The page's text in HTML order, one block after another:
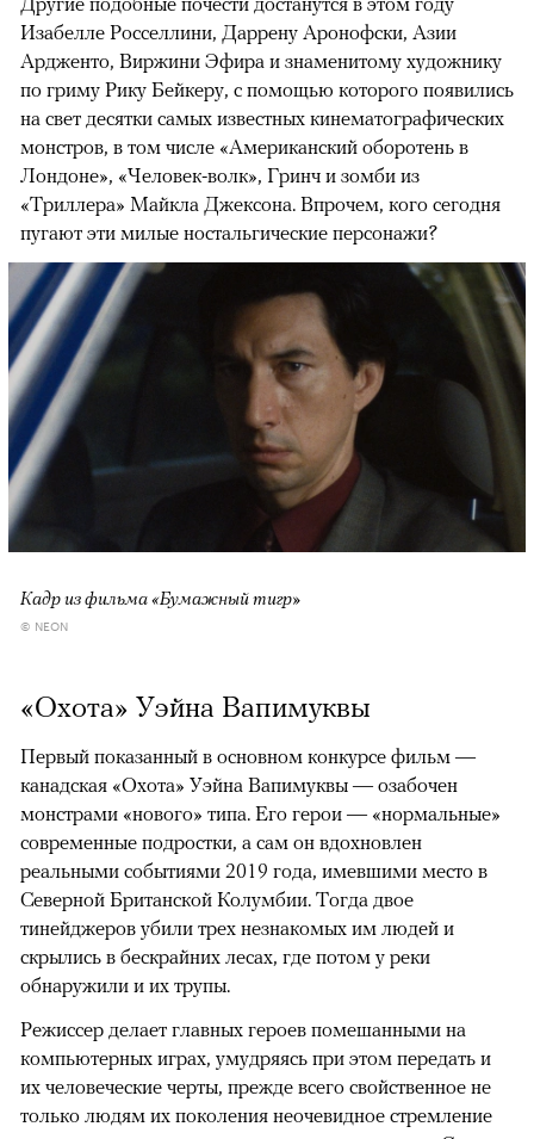
Изабелле Росселлини, Даррену Аронофски, Азии
Ардженто, Виржини Эфира и знаменитому художнику
по гриму Рику Бейкеру, с помощью которого появились
на свет десятки самых известных кинематографических
монстров, в том числе «Американский оборотень в
Лондоне», «Человек-волк», Гринч и зомби из
«Триллера» Майкла Джексона. Впрочем, кого сегодня
пугают эти милые ностальгические персонажи?
Кадр из фильма «Бумажный тигр»
© NEON
«Охота» Уэйна Вапимуквы
Первый показанный в основном конкурсе фильм —
канадская «Охота» Уэйна Вапимуквы — озабочен
монстрами «нового» типа. Его герои — «нормальные»
современные подростки, а сам он вдохновлен
реальными событиями 2019 года, имевшими место в
Северной Британской Колумбии. Тогда двое
тинейджеров убили трех незнакомых им людей и
скрылись в бескрайних лесах, где потом у реки
обнаружили и их трупы.
Режиссер делает главных героев помешанными на
компьютерных играх, умудряясь при этом передать и
их человеческие черты, прежде всего свойственное не
только людям их поколения неочевидное стремление